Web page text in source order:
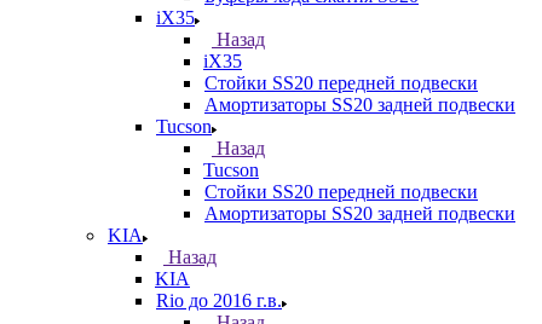
iX35
Назад
iX35
Стойки SS20 передней подвески
Амортизаторы SS20 задней подвески
Tucson
Назад
Tucson
Стойки SS20 передней подвески
Амортизаторы SS20 задней подвески
KIA
Назад
KIA
Rio до 2016 г.в.